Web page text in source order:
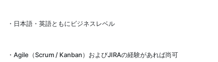
・日本語・英語ともにビジネスレベル
・Agile（Scrum / Kanban）およびJIRAの経験があれば尚可